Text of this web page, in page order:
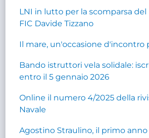
LNI in lutto per la scomparsa
FIC Davide Tizzano
Il mare, un'occasione d'incontro
Bando istruttori vela solidale:
entro il 5 gennaio 2026
Online il numero 4/2025 della
Navale
Agostino Straulino, il primo